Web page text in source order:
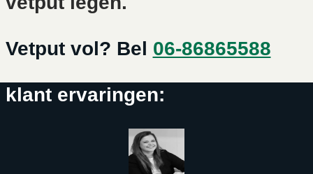
Vetput vol? Bel 06-86865588
klant ervaringen: